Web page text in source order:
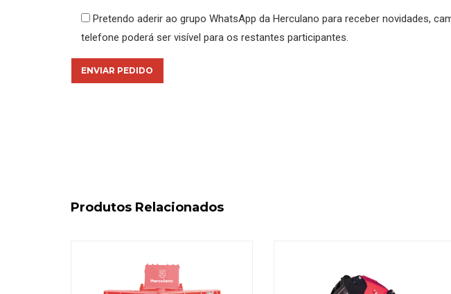
Pretendo aderir ao grupo WhatsApp da Herculano para receber novidades,
telefone poderá ser visível para os restantes participantes.
Produtos Relacionados